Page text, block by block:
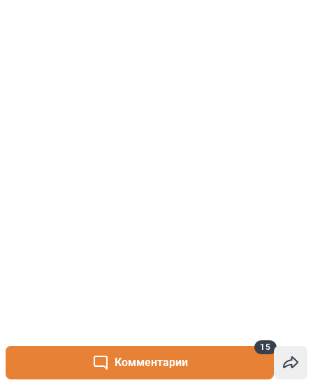
Комментарии
15